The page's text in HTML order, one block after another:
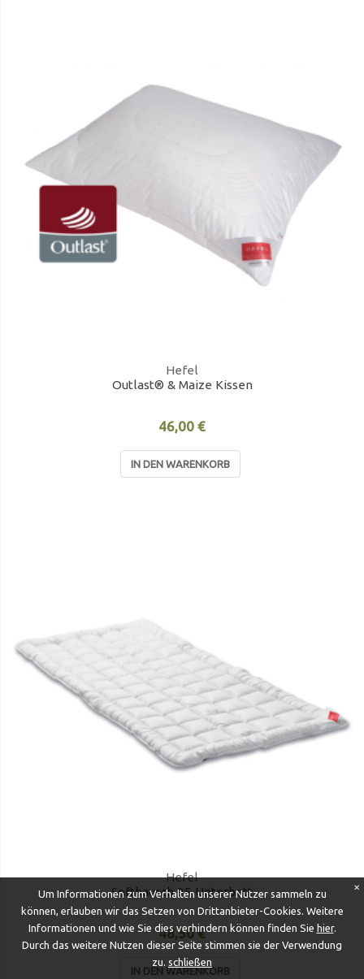
Hefel
Outlast® & Maize Kissen
46,00 €
IN DEN WARENKORB
Hefel
Softbausch 95 Unterbett
48,50 €
IN DEN WARENKORB
✕
Um Informationen zum Verhalten unserer Nutzer sammeln zu
können, erlauben wir das Setzen von Drittanbieter-Cookies. Weitere
Informationen und wie Sie dies verhindern können finden Sie hier.
Durch das weitere Nutzen dieser Seite stimmen sie der Verwendung
zu. schließen